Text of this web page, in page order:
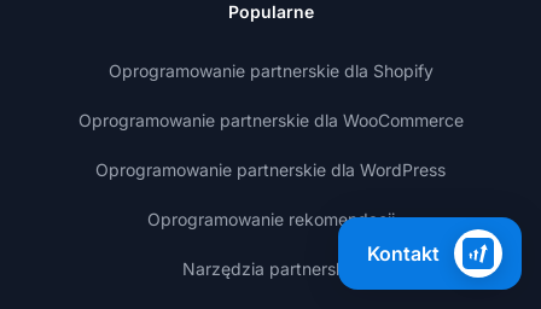
Popularne
Oprogramowanie partnerskie dla Shopify
Oprogramowanie partnerskie dla WooCommerce
Oprogramowanie partnerskie dla WordPress
Oprogramowanie rekomendacji
Narzędzia partnerskie
Kontakt